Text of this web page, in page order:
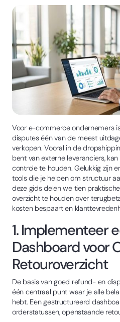
Voor e-commerce ondernemers
disputes één van de meest
verkopen. Vooral in de
bent van externe leveranciers,
controle te houden. Gelukkig zijn
tools die je helpen om structuur
deze gids delen we tien
overzicht te houden over
kosten bespaart en
1. Implementeer
Dashboard voor
Retouroverzicht
De basis van goed refund- en
één centraal punt waar je alle
hebt. Een gestructureerd
orderstatussen, openstaande